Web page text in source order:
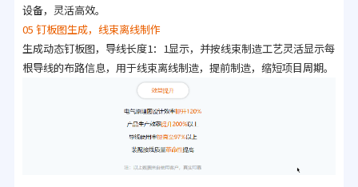
设备，灵活高效。
05 钉板图生成，线束离线制作
生成动态钉板图，导线长度1：1显示，并按线束制造工艺灵活显示每
根导线的布路信息，用于线束离线制造，提前制造，缩短项目周期。